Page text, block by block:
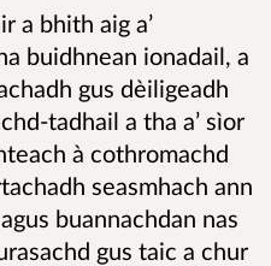
a bhith aig a’
buidhnean ionadail, a
gus dèiligeadh
tadhail a tha a’ sìor
à cothromachd
seasmhach ann
buannachdan nas
gus taic a chur